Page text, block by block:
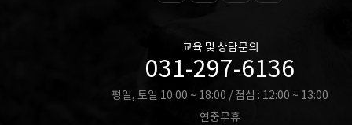
교육 및 상담문의
031-297-6136
평일, 토일 10:00 ~ 18:00 / 점심 : 12:00 ~ 13:00
연중무휴